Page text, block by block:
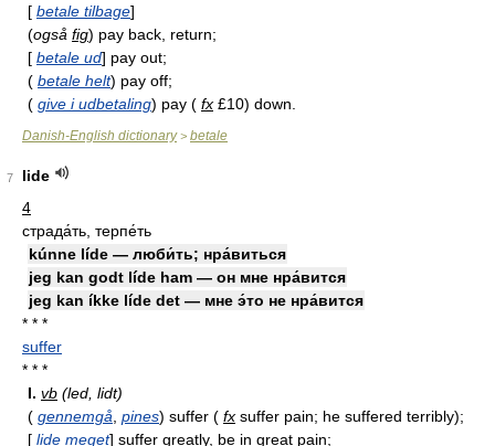
[ betale tilbage]
(også fig) pay back, return;
[ betale ud] pay out;
( betale helt) pay off;
( give i udbetaling) pay ( fx £10) down.
Danish-English dictionary> betale
7
lide
4
страда́ть, терпе́ть
kúnne líde — люби́ть; нра́виться
jeg kan godt líde ham — он мне нра́вится
jeg kan íkke líde det — мне э́то не нра́вится
* * *
suffer
* * *
I. vb (led, lidt)
( gennemgå pines) suffer ( fx suffer pain; he suffered terribly);
[ lide meget] suffer greatly, be in great pain;